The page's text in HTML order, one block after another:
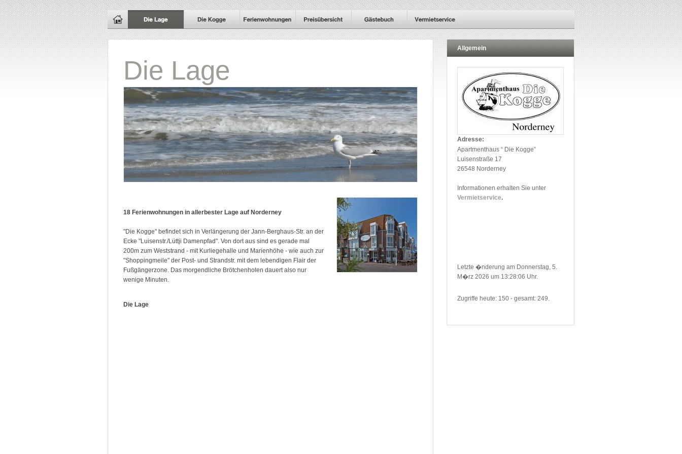
Die Lage
18 Ferienwohnungen in allerbester Lage auf Norderney
"Die Kogge" befindet sich in Verlängerung der Jann-Berghaus-Str. an der
Ecke "Luisenstr./Lüttji Damenpfad". Von dort aus sind es gerade mal
200m zum Weststrand - mit Kurliegehalle und Marienhöhe - wie auch zur
"Shoppingmeile" der Post- und Strandstr. mit dem lebendigen Flair der
Fußgängerzone. Das morgendliche Brötchenholen dauert also nur
wenige Minuten.
Die Lage
Allgemein
Adresse:
Apartmenthaus “ Die Kogge”
Luisenstraße 17
26548 Norderney
Informationen erhalten Sie unter
Vermietservice.
Letzte �nderung am Donnerstag, 5.
M�rz 2026 um 13:28:06 Uhr.
Zugriffe heute: 150 - gesamt: 249.